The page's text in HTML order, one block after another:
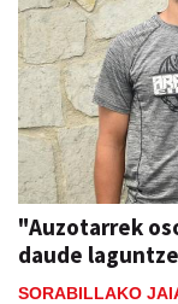
"Auzotarrek
daude
SORABILLAKO